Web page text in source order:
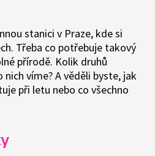
stanici v Praze, kde si
Třeba co potřebuje takový
přírodě. Kolik druhů
nich víme? A věděli byste, jak
při letu nebo co všechno